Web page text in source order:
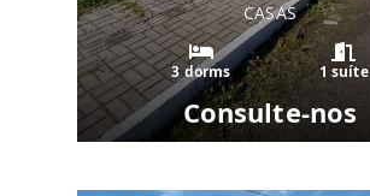
CASAS
3 dorms 1 suíte
Consulte-nos